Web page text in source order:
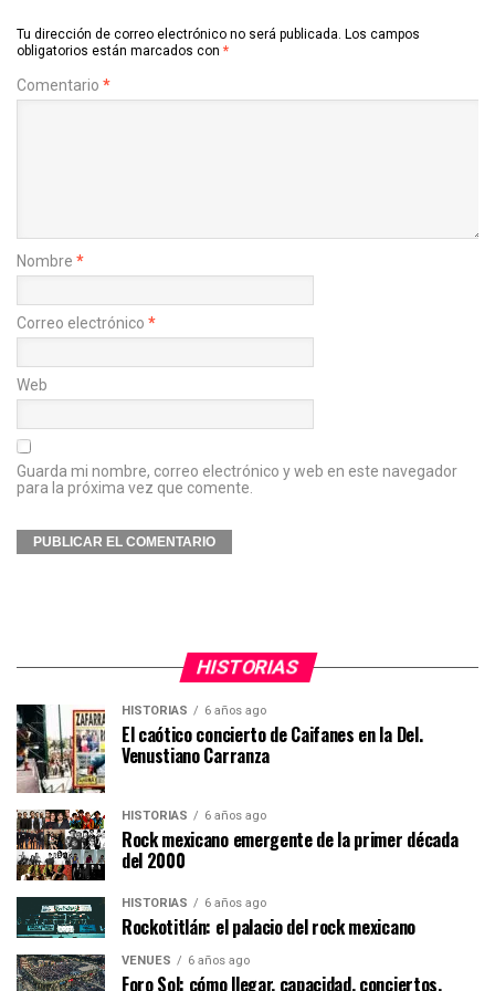
Tu dirección de correo electrónico no será publicada. Los campos
obligatorios están marcados con *
Comentario *
Nombre *
Correo electrónico *
Web
Guarda mi nombre, correo electrónico y web en este navegador
para la próxima vez que comente.
HISTORIAS
HISTORIAS 6 años ago
El caótico concierto de Caifanes en la Del.
Venustiano Carranza
HISTORIAS 6 años ago
Rock mexicano emergente de la primer década
del 2000
HISTORIAS 6 años ago
Rockotitlán: el palacio del rock mexicano
VENUES 6 años ago
Foro Sol: cómo llegar, capacidad, conciertos,